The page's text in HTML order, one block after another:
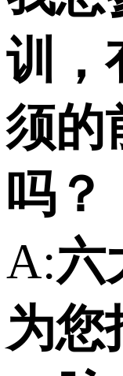
训，
须的
吗？
A:六
为您